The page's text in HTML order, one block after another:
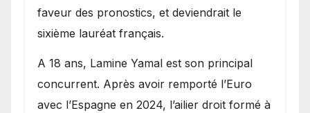
faveur des pronostics, et deviendrait le
sixième lauréat français.
A 18 ans, Lamine Yamal est son principal
concurrent. Après avoir remporté l’Euro
avec l’Espagne en 2024, l’ailier droit formé à